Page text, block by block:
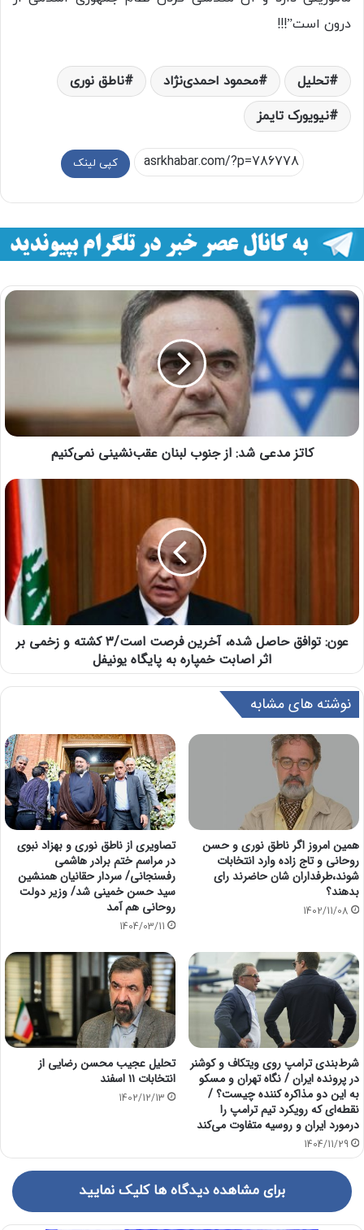
درون است”!!!
تحلیل محمود احمدی‌نژاد
ناطق نوری
نیویورک تایمز
کپی لینک
کاتز مدعی شد: از جنوب لبنان عقب‌نشینی نمی‌کنیم
عون: توافق حاصل شده، آخرین فرصت است/۳ کشته و زخمی بر
اثر اصابت خمپاره به پایگاه یونیفل
نوشته های مشابه
همین امروز اگر ناطق نوری و حسن
روحانی و تاج زاده وارد انتخابات
شوند،طرفداران شان حاضرند رای
بدهند؟
1402/11/08
تصاویری از ناطق نوری و بهزاد نبوی
در مراسم ختم برادر هاشمی
رفسنجانی/ سردار حقانیان همنشین
سید حسن خمینی شد/ وزیر دولت
روحانی هم آمد
1404/03/11
شرط‌بندی ترامپ روی ویتکاف و کوشنر
در پرونده ایران / نگاه تهران و مسکو
به این دو مذاکره کننده چیست؟ /
نقطه‌ای که رویکرد تیم ترامپ را
درمورد ایران و روسیه متفاوت می‌کند
1404/11/29
تحلیل عجیب محسن رضایی از
انتخابات ۱۱ اسفند
1402/12/13
برای مشاهده دیدگاه ها کلیک نمایید